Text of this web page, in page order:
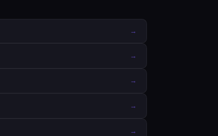
→
→
→
→
→